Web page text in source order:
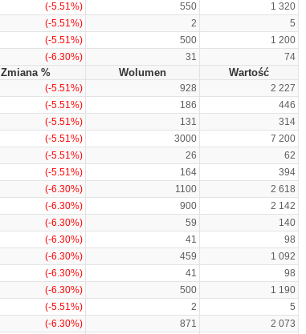
(-5.51%) 550
1 320
(-5.51%) 2
5
(-5.51%) 500
1 200
(-6.30%) 31 74
Zmiana % Wolumen Wartość
(-5.51%) 928
2 227
(-5.51%) 186
446
(-5.51%) 131
314
(-5.51%) 3000
7 200
(-5.51%) 26
62
(-5.51%) 164
394
(-6.30%) 1100
2 618
(-6.30%) 900
2 142
(-6.30%) 59
140
(-6.30%) 41
98
(-6.30%) 459
1 092
(-6.30%) 41
98
(-6.30%) 500
1 190
(-5.51%) 2
5
(-6.30%) 871
2 073